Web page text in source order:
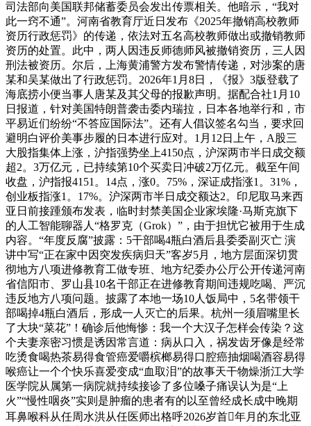
司法部向美国联邦储蓄委员会发出传票相关。他暗示，“我对
此一窍不通”。河南省教育厅近日发布《2025年撤销高校教师
资历行政惩罚》的传递，依法对五名高校教师做出或撤销教师
资历的处置。此中，两人因违反师德师风被撤销资历，三人因
刑法被资历。尔后，上海黄浦警方发布警情传递，对涉案的唐
某和吴某做出了行政惩罚。2026年1月8日，《报》3版登载了
海底捞小便当事人唐某及其父母的报歉声明。据配合社1月10
日报道，针对美国特朗普袭击委内瑞拉，日本各地举行和，市
平易近们纷纷“不答应国际法”。还有人倡议签名勾当，要求回
避明白评价美事步履的日本进行应对。1月12日上午，A股三
大股指集体上涨，沪指强势坐上4150点，沪深两市半日成交额
超2。3万亿元，已持续第10个买卖日冲破2万亿元。截至午间
收盘，沪指报4151。14点，涨0。75%，深证成指涨1。31%，
创业板指涨1。17%。沪深两市半日成交额达2。印尼取马来西
亚日前接踵颁布发表，临时封禁美国企业家埃隆·马斯克旗下
的人工智能聊器人“格罗克（Grok）”，由于担忧它被用于生成
内容。“年度反腐”披露：5干部喝4瓶白酒后县委委副灭亡 演
讲中写“正在家中因突发疾病归天”客岁5月，地方层面深切贯
彻地方八项进修教育工做专班、地方纪委办公厅公开传递河南
省信阳市、罗山县10名干部正在进修教育期间违规吃喝、严沉
违反地方八项问题。披露了本地一场10人饭局中，5名带领干
部喝掉4瓶白酒后，形成一人灭亡的后果。杭州一须眉嘴里长
了大块“菜花”！确诊后他悔惨：我一个大汉子怎样会传染？这
个夫妻亲密习惯是诱因常言道：病从口入，祸发齿牙像是经常
吃烫食喝热茶易得食管癌爱嚼槟榔易得口腔癌抽烟喝酒容易得
喉癌让一个个快乐喜爱变成“血取泪”的故事天干物燥浙江大学
医学院从属第一病院就持续接诊了多位嗓子痛误认为是“上
火”“慢性咽炎”实则是肿瘤的患者有的以至曾经成长成中晚期
耳鼻喉科从任周水洪从任医师出格呼2026岁首年月的东北亚